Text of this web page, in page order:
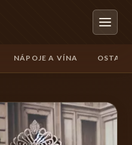
NÁPOJE A VÍNA